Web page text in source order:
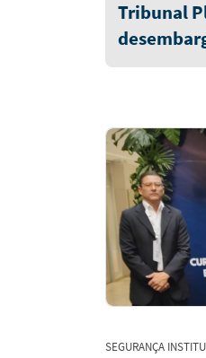
Tribunal
Antônio e
SEGURANÇA